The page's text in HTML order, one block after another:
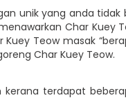
unik yang anda
Char
Teow masak
Char Kuey Teow.
terdapat